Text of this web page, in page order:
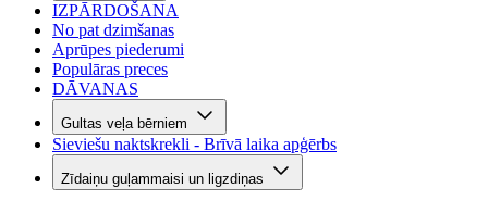
IZPĀRDOŠANA
No pat dzimšanas
Aprūpes piederumi
Populāras preces
DĀVANAS
Gultas veļa bērniem
Sieviešu naktskrekli - Brīvā laika apģērbs
Zīdaiņu guļammaisi un ligzdiņas